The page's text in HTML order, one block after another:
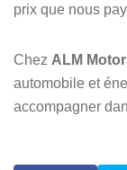
prix que nous
Chez ALM
automobile et
accompagner